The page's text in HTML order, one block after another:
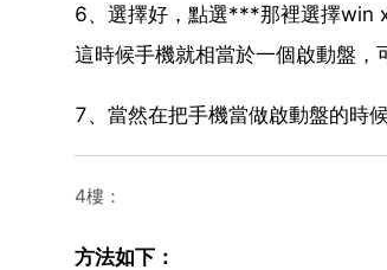
6、選擇好，點選***那裡選擇win
這時候手機就相當於一個啟動盤，
7、當然在把手機當做啟動盤的時
4樓：
方法如下：